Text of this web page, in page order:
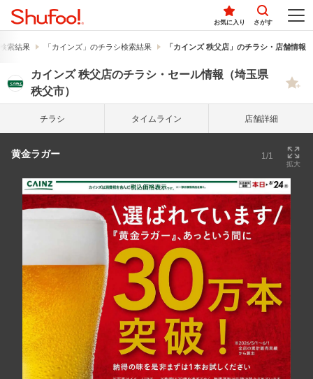
お気に入り さがす
索結果 「カインズ」のチラシ検索結果 「カインズ 秩父店」のチラシ・店舗情報
カインズ 秩父店のチラシ・セール情報（埼玉県
秩父市）
チラシ タイム ライン 店舗詳細
黄金ラガー 1/1
拡大